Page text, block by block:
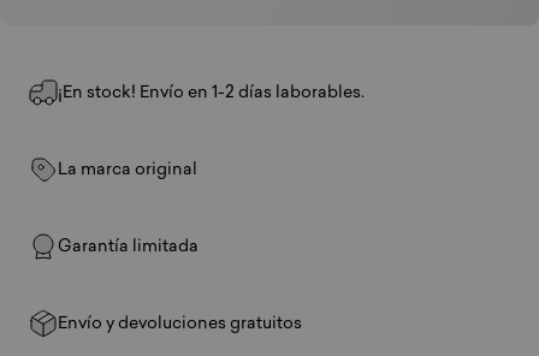
¡En stock! Envío en 1-2 días laborables.
La marca original
Garantía limitada
Envío y devoluciones gratuitos